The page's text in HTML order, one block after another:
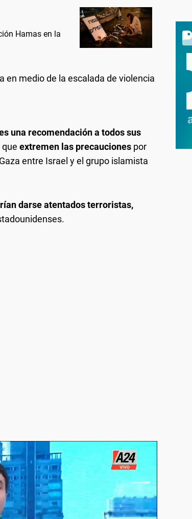
Hamas en la
en medio de la escalada de violencia
una recomendación a todos sus
extremen las precauciones por
entre Israel y el grupo islamista
darse atentados terroristas,